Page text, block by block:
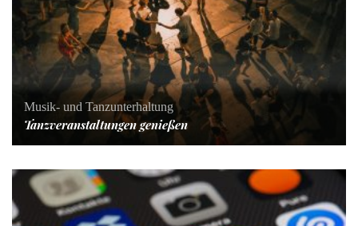
Musik- und Tanzunterhaltung
Tanzveranstaltungen genießen